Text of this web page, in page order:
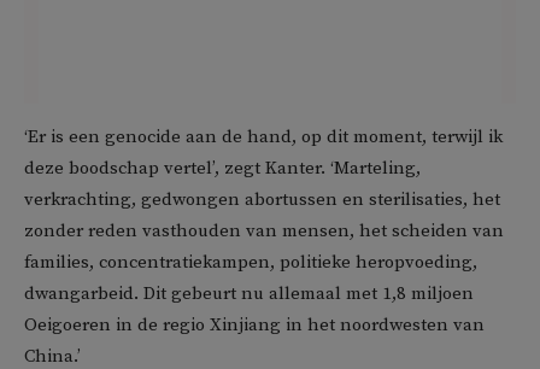
‘Er is een genocide aan de hand, op dit moment, terwijl ik
deze boodschap vertel’, zegt Kanter. ‘Marteling,
verkrachting, gedwongen abortussen en sterilisaties, het
zonder reden vasthouden van mensen, het scheiden van
families, concentratiekampen, politieke heropvoeding,
dwangarbeid. Dit gebeurt nu allemaal met 1,8 miljoen
Oeigoeren in de regio Xinjiang in het noordwesten van
China.’